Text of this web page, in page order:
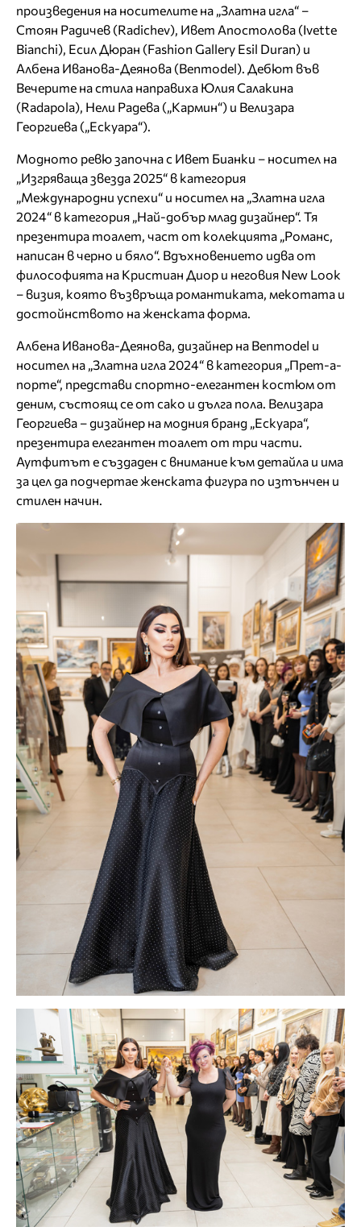
произведения на носителите на „Златна игла“ –
Стоян Радичев (Radichev), Ивет Апостолова (Ivette
Bianchi), Есил Дюран (Fashion Gallery Esil Duran) и
Албена Иванова-Деянова (Benmodel). Дебют във
Вечерите на стила направиха Юлия Салакина
(Radapola), Нели Радева („Кармин“) и Велизара
Георгиева („Ескуара“).
Модното ревю започна с Ивет Бианки – носител на
„Изгряваща звезда 2025“ в категория
„Международни успехи“ и носител на „Златна игла
2024“ в категория „Най-добър млад дизайнер“. Тя
презентира тоалет, част от колекцията „Романс,
написан в черно и бяло“. Вдъхновението идва от
философията на Кристиан Диор и неговия New Look
– визия, която възвръща романтиката, мекотата и
достойнството на женската форма.
Албена Иванова-Деянова, дизайнер на Benmodel и
носител на „Златна игла 2024“ в категория „Прет-а-
порте“, представи спортно-елегантен костюм от
деним, състоящ се от сако и дълга пола. Велизара
Георгиева – дизайнер на модния бранд „Ескуара“,
презентира елегантен тоалет от три части.
Аутфитът е създаден с внимание към детайла и има
за цел да подчертае женската фигура по изтънчен и
стилен начин.